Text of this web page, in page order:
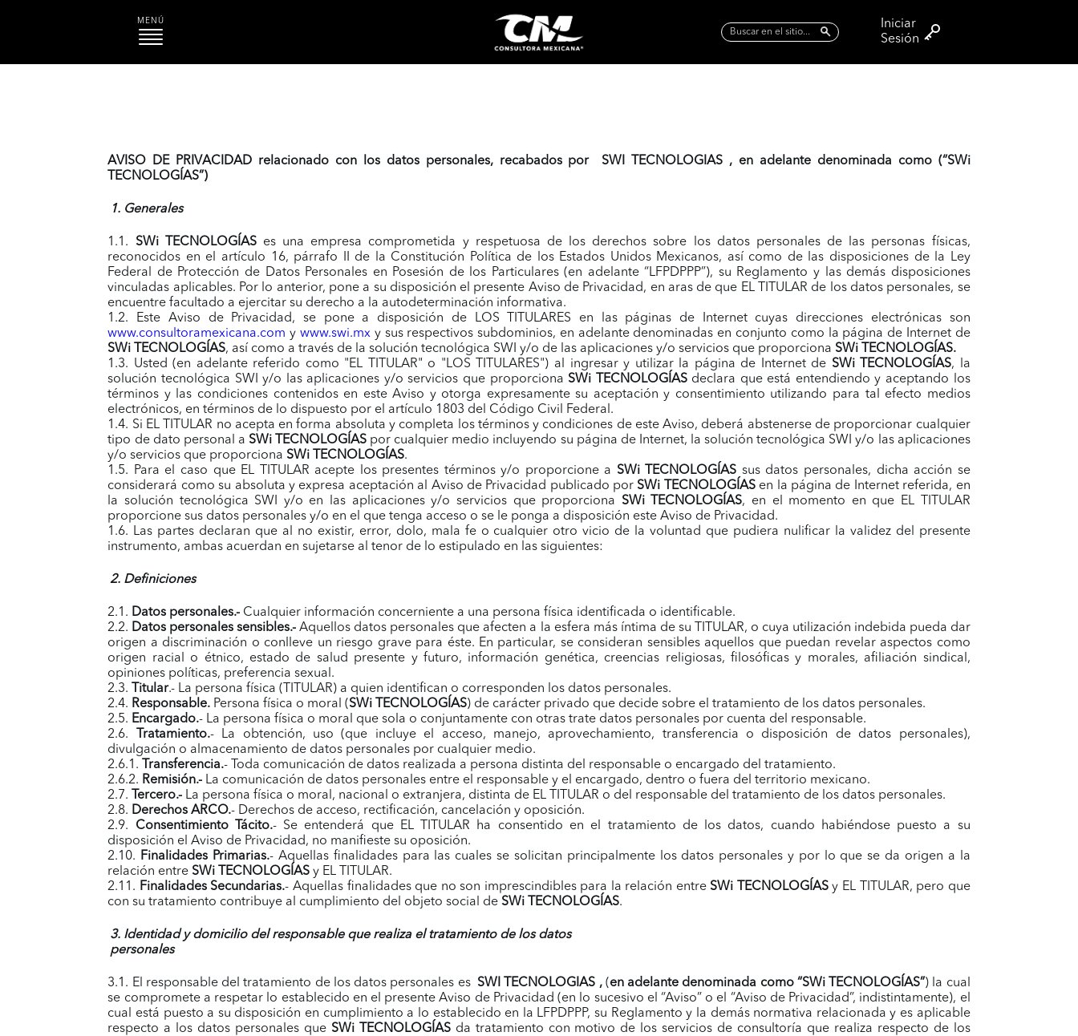
MENÚ
AVISO DE PRIVACIDAD relacionado con los datos personales, recabados por SWI TECNOLOGIAS , en adelante denominada como (“SWi
TECNOLOGÍAS”)
1. Generales
1.1. SWi TECNOLOGÍASes una empresa comprometida y respetuosa de los derechos sobre los datos personales de las personas físicas,
reconocidos en el artículo 16, párrafo II de la Constitución Política de los Estados Unidos Mexicanos, así como de las disposiciones de la Ley
Federal de Protección de Datos Personales en Posesión de los Particulares (en adelante “LFPDPPP”), su Reglamento y las demás disposiciones
vinculadas aplicables. Por lo anterior, pone a su disposición el presente Aviso de Privacidad, en aras de que EL TITULAR de los datos personales, se
encuentre facultado a ejercitar su derecho a la autodeterminación informativa.
1.2. Este Aviso de Privacidad, se pone a disposición de LOS TITULARES en las páginas de Internet cuyas direcciones electrónicas son
www.consultoramexicana.com y www.swi.mxy sus respectivos subdominios, en adelante denominadas en conjunto como la página de Internet de
SWi TECNOLOGÍAS, así como a través de la solución tecnológica SWI y/o de las aplicaciones y/o servicios que proporciona SWi TECNOLOGÍAS.
1.3. Usted (en adelante referido como "EL TITULAR" o "LOS TITULARES") al ingresar y utilizar la página de Internet de SWi TECNOLOGÍAS, la
solución tecnológica SWI y/o las aplicaciones y/o servicios que proporciona SWi TECNOLOGÍASdeclara que está entendiendo y aceptando los
términos y las condiciones contenidos en este Aviso y otorga expresamente su aceptación y consentimiento utilizando para tal efecto medios
electrónicos, en términos de lo dispuesto por el artículo 1803 del Código Civil Federal.
1.4. Si EL TITULAR no acepta en forma absoluta y completa los términos y condiciones de este Aviso, deberá abstenerse de proporcionar cualquier
tipo de dato personal a SWi TECNOLOGÍAS por cualquier medio incluyendo su página de Internet, la solución tecnológica SWI y/o las aplicaciones
y/o servicios que proporciona SWi TECNOLOGÍAS.
1.5. Para el caso que EL TITULAR acepte los presentes términos y/o proporcione a SWi TECNOLOGÍAS sus datos personales, dicha acción se
considerará como su absoluta y expresa aceptación al Aviso de Privacidad publicado por SWi TECNOLOGÍASen la página de Internet referida, en
la solución tecnológica SWI y/o en las aplicaciones y/o servicios que proporciona SWi TECNOLOGÍAS, en el momento en que EL TITULAR
proporcione sus datos personales y/o en el que tenga acceso o se le ponga a disposición este Aviso de Privacidad.
1.6. Las partes declaran que al no existir, error, dolo, mala fe o cualquier otro vicio de la voluntad que pudiera nulificar la validez del presente
instrumento, ambas acuerdan en sujetarse al tenor de lo estipulado en las siguientes:
2. Definiciones
2.1. Datos personales.- Cualquier información concerniente a una persona física identificada o identificable.
2.2. Datos personales sensibles.-Aquellos datos personales que afecten a la esfera más íntima de su TITULAR, o cuya utilización indebida pueda dar
origen a discriminación o conlleve un riesgo grave para éste. En particular, se consideran sensibles aquellos que puedan revelar aspectos como
origen racial o étnico, estado de salud presente y futuro, información genética, creencias religiosas, filosóficas y morales, afiliación sindical,
opiniones políticas, preferencia sexual.
2.3. Titular.- La persona física (TITULAR) a quien identifican o corresponden los datos personales.
2.4. Responsable. Persona física o moral (SWi TECNOLOGÍAS) de carácter privado que decide sobre el tratamiento de los datos personales.
2.5. Encargado.- La persona física o moral que sola o conjuntamente con otras trate datos personales por cuenta del responsable.
2.6. Tratamiento.- La obtención, uso (que incluye el acceso, manejo, aprovechamiento, transferencia o disposición de datos personales),
divulgación o almacenamiento de datos personales por cualquier medio.
2.6.1. Transferencia.- Toda comunicación de datos realizada a persona distinta del responsable o encargado del tratamiento.
2.6.2. Remisión.- La comunicación de datos personales entre el responsable y el encargado, dentro o fuera del territorio mexicano.
2.7. Tercero.- La persona física o moral, nacional o extranjera, distinta de EL TITULAR o del responsable del tratamiento de los datos personales.
2.8. Derechos ARCO.- Derechos de acceso, rectificación, cancelación y oposición.
2.9. Consentimiento Tácito.- Se entenderá que EL TITULAR ha consentido en el tratamiento de los datos, cuando habiéndose puesto a su
disposición el Aviso de Privacidad, no manifieste su oposición.
2.10. Finalidades Primarias.- Aquellas finalidades para las cuales se solicitan principalmente los datos personales y por lo que se da origen a la
relación entre SWi TECNOLOGÍAS y EL TITULAR.
2.11. Finalidades Secundarias.- Aquellas finalidades que no son imprescindibles para la relación entre SWi TECNOLOGÍASy EL TITULAR, pero que
con su tratamiento contribuye al cumplimiento del objeto social de SWi TECNOLOGÍAS.
3. Identidad y domicilio del responsable que realiza el tratamiento de los datos
personales
3.1. El responsable del tratamiento de los datos personales es SWI TECNOLOGIAS ,(en adelante denominada como “SWi TECNOLOGÍAS”) la cual
se compromete a respetar lo establecido en el presente Aviso de Privacidad (en lo sucesivo el “Aviso” o el “Aviso de Privacidad”, indistintamente), el
cual está puesto a su disposición en cumplimiento a lo establecido en la LFPDPPP, su Reglamento y la demás normativa relacionada y es aplicable
respecto a los datos personales que SWi TECNOLOGÍASda tratamiento con motivo de los servicios de consultoría que realiza respecto de los